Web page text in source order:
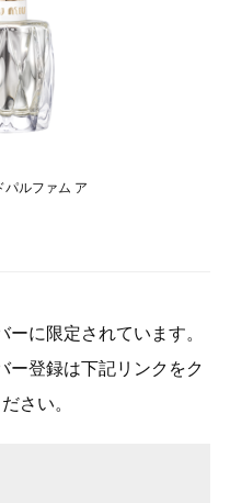
パルファム ア
に限定されています。
ー登録は下記リンクをク
さい。